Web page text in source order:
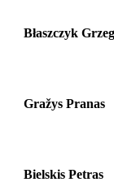
Błaszczyk
Gražys Pranas
Bielskis Petras